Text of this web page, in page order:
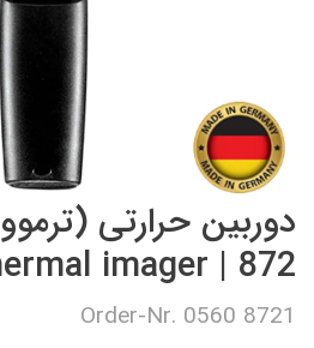
دوربین حرارتی
872 | testo thermal imager
Order-Nr. 0560 8721